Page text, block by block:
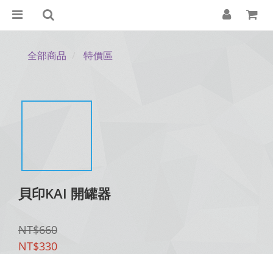
全部商品 特價區
貝印KAI 開罐器
NT$660
NT$330